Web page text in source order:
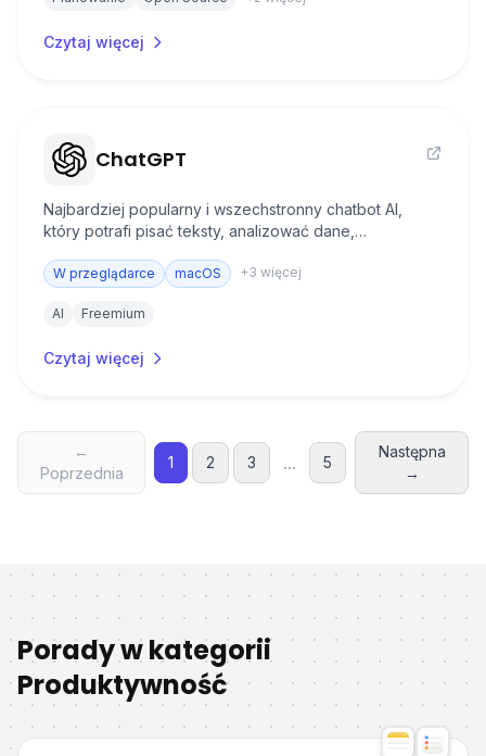
Czytaj więcej
ChatGPT
Najbardziej popularny i wszechstronny chatbot AI,
który potrafi pisać teksty, analizować dane,
Oferuje integracje z narzędziami zewnętrznymi,
W przeglądarce macOS +3 więcej
AI Freemium
Czytaj więcej
←
Poprzednia
1 2 3 ... 5
Następna
→
Porady w kategorii
Produktywność